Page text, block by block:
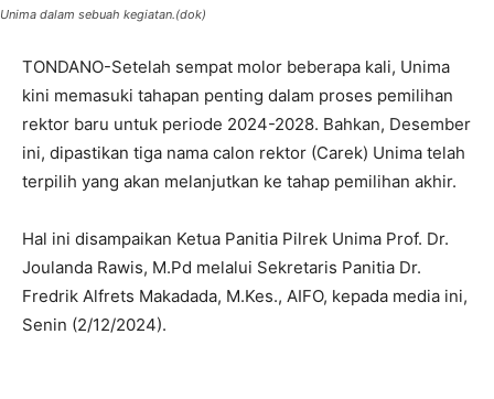
Unima dalam sebuah kegiatan.(dok)
TONDANO-Setelah sempat molor beberapa kali, Unima
kini memasuki tahapan penting dalam proses pemilihan
rektor baru untuk periode 2024-2028. Bahkan, Desember
ini, dipastikan tiga nama calon rektor (Carek) Unima telah
terpilih yang akan melanjutkan ke tahap pemilihan akhir.
Hal ini disampaikan Ketua Panitia Pilrek Unima Prof. Dr.
Joulanda Rawis, M.Pd melalui Sekretaris Panitia Dr.
Fredrik Alfrets Makadada, M.Kes., AIFO, kepada media ini,
Senin (2/12/2024).